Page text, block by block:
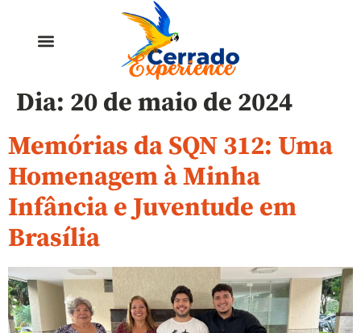
Dia: 20 de maio de 2024
Memórias da SQN 312: Uma
Homenagem à Minha
Infância e Juventude em
Brasília